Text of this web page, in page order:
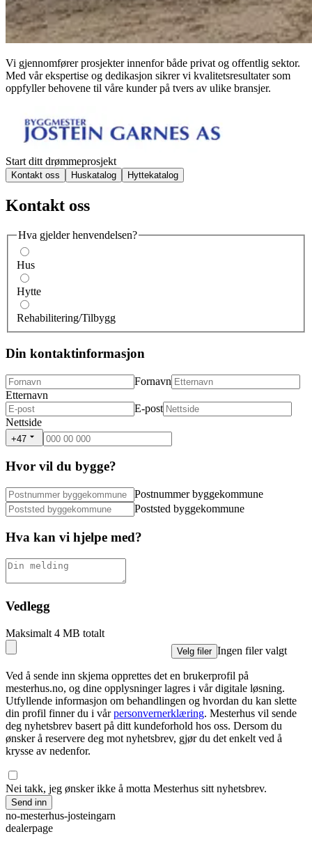
Vi gjennomfører prosjekter innenfor både privat og offentlig sektor.
Med vår ekspertise og dedikasjon sikrer vi kvalitetsresultater som
oppfyller behovene til våre kunder på tvers av ulike bransjer.
Start ditt drømmeprosjekt
Kontakt oss Huskatalog Hyttekatalog
Kontakt oss
Hva gjelder henvendelsen?
Hus
Hytte
Rehabilitering/Tilbygg
Din kontaktinformasjon
Fornavn
Etternavn
E-post
Nettside
+47
Hvor vil du bygge?
Postnummer byggekommune
Poststed byggekommune
Hva kan vi hjelpe med?
Vedlegg
Maksimalt 4 MB totalt
Velg filer Ingen filer valgt
Ved å sende inn skjema opprettes det en brukerprofil på
mesterhus.no, og dine opplysninger lagres i vår digitale løsning.
Utfyllende informasjon om behandlingen og hvordan du kan slette
din profil finner du i vår personvernerklæring. Mesterhus vil sende
deg nyhetsbrev basert på ditt kundeforhold hos oss. Dersom du
ønsker å reservere deg mot nyhetsbrev, gjør du det enkelt ved å
krysse av nedenfor.
Nei takk, jeg ønsker ikke å motta Mesterhus sitt nyhetsbrev.
Send inn
no-mesterhus-josteingarn
dealerpage